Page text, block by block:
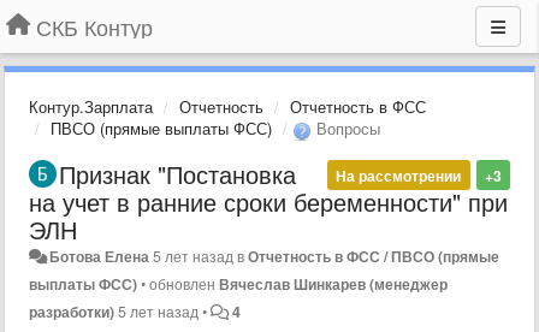
СКБ Контур
Контур.Зарплата Отчетность
Отчетность в ФСС
ПВСО (прямые выплаты ФСС)
Вопросы
+3
На рассмотрении
Признак "Постановка
на учет в ранние сроки беременности" при
ЭЛН
Ботова Елена 5 лет назад вОтчетность в ФСС / ПВСО (прямые
выплаты ФСС)•обновлен Вячеслав Шинкарев (менеджер
разработки)5 лет назад • 4